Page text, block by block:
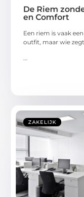
De Riem
en Comfort
Een riem is vaak
outfit, maar wie
ZAKELIJK